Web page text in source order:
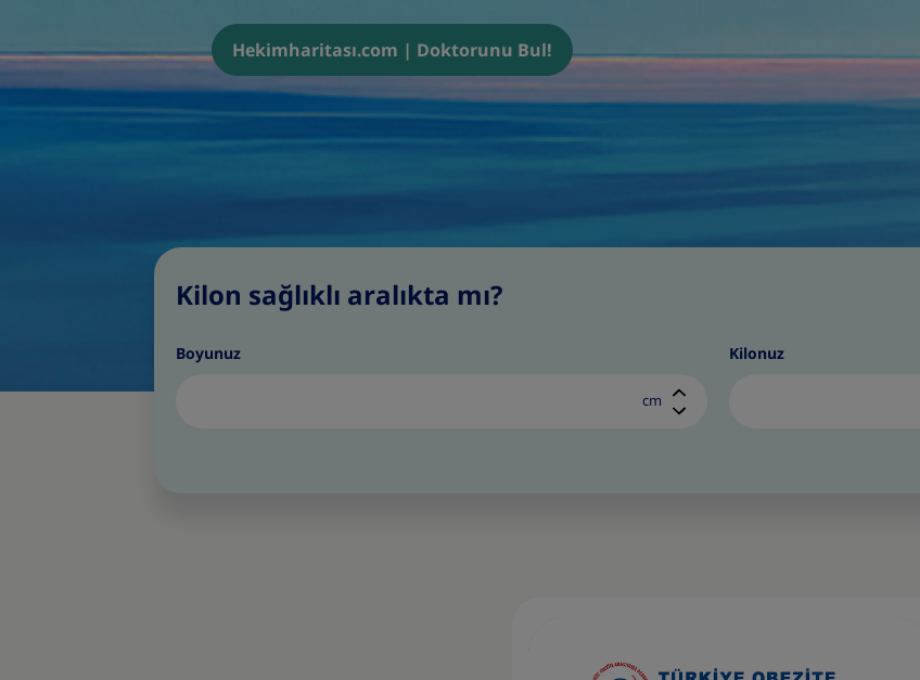
Hekimharitası.com | Doktorunu Bul!
Kilon sağlıklı aralıkta mı?
Boyunuz
cm
Kilonuz